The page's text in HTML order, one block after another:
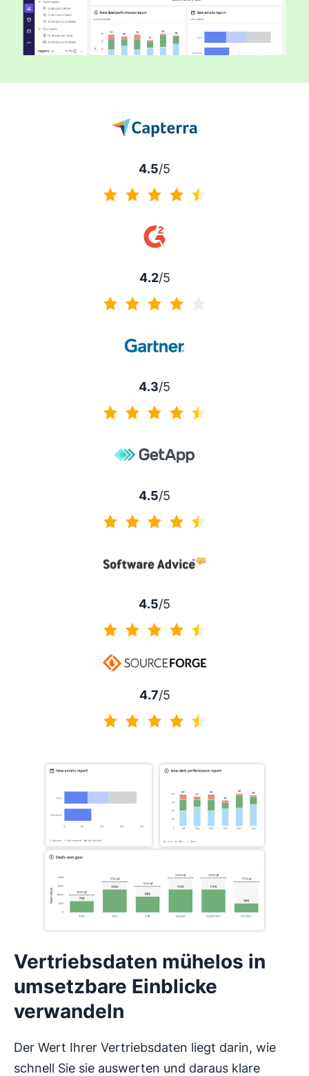
4.5/5
4.2/5
4.3/5
4.5/5
4.5/5
4.7/5
Vertriebsdaten mühelos in
umsetzbare Einblicke
verwandeln
Der Wert Ihrer Vertriebsdaten liegt darin, wie
schnell Sie sie auswerten und daraus klare